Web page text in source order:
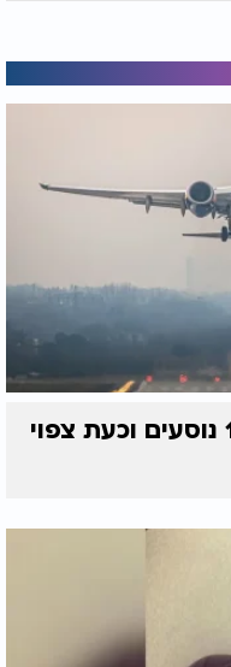
סכנה באוויר: טייס סיכן 170 נוסעים וכעת צפוי